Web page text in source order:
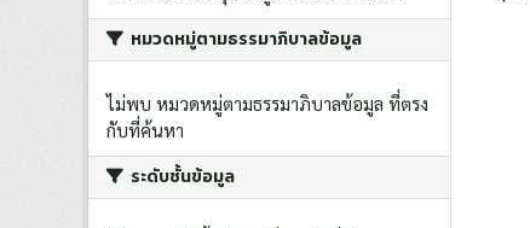
หมวดหมู่ตามธรรมาภิบาลข้อมูล
ไม่พบ หมวดหมู่ตามธรรมาภิบาลข้อมูล ที่ตรง
กับที่ค้นหา
ระดับชั้นข้อมูล